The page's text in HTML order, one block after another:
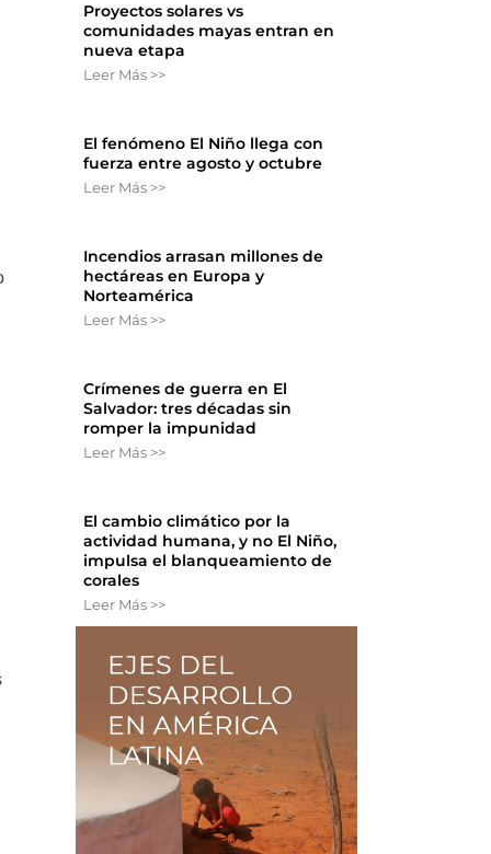
Proyectos solares vs
comunidades mayas entran en
nueva etapa
Leer Más >>
El fenómeno El Niño llega con
fuerza entre agosto y octubre
Leer Más >>
Incendios arrasan millones de
hectáreas en Europa y
Norteamérica
Leer Más >>
Crímenes de guerra en El
Salvador: tres décadas sin
romper la impunidad
Leer Más >>
El cambio climático por la
actividad humana, y no El Niño,
impulsa el blanqueamiento de
corales
Leer Más >>